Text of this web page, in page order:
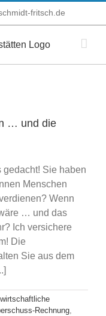
fritsch.de
… und die
gedacht! Sie haben
Menschen
Wenn
… und das
Ich versichere
Die
Sie aus dem
Rechnung